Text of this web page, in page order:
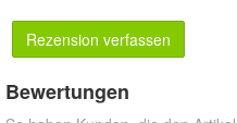
Rezension verfassen
Bewertungen